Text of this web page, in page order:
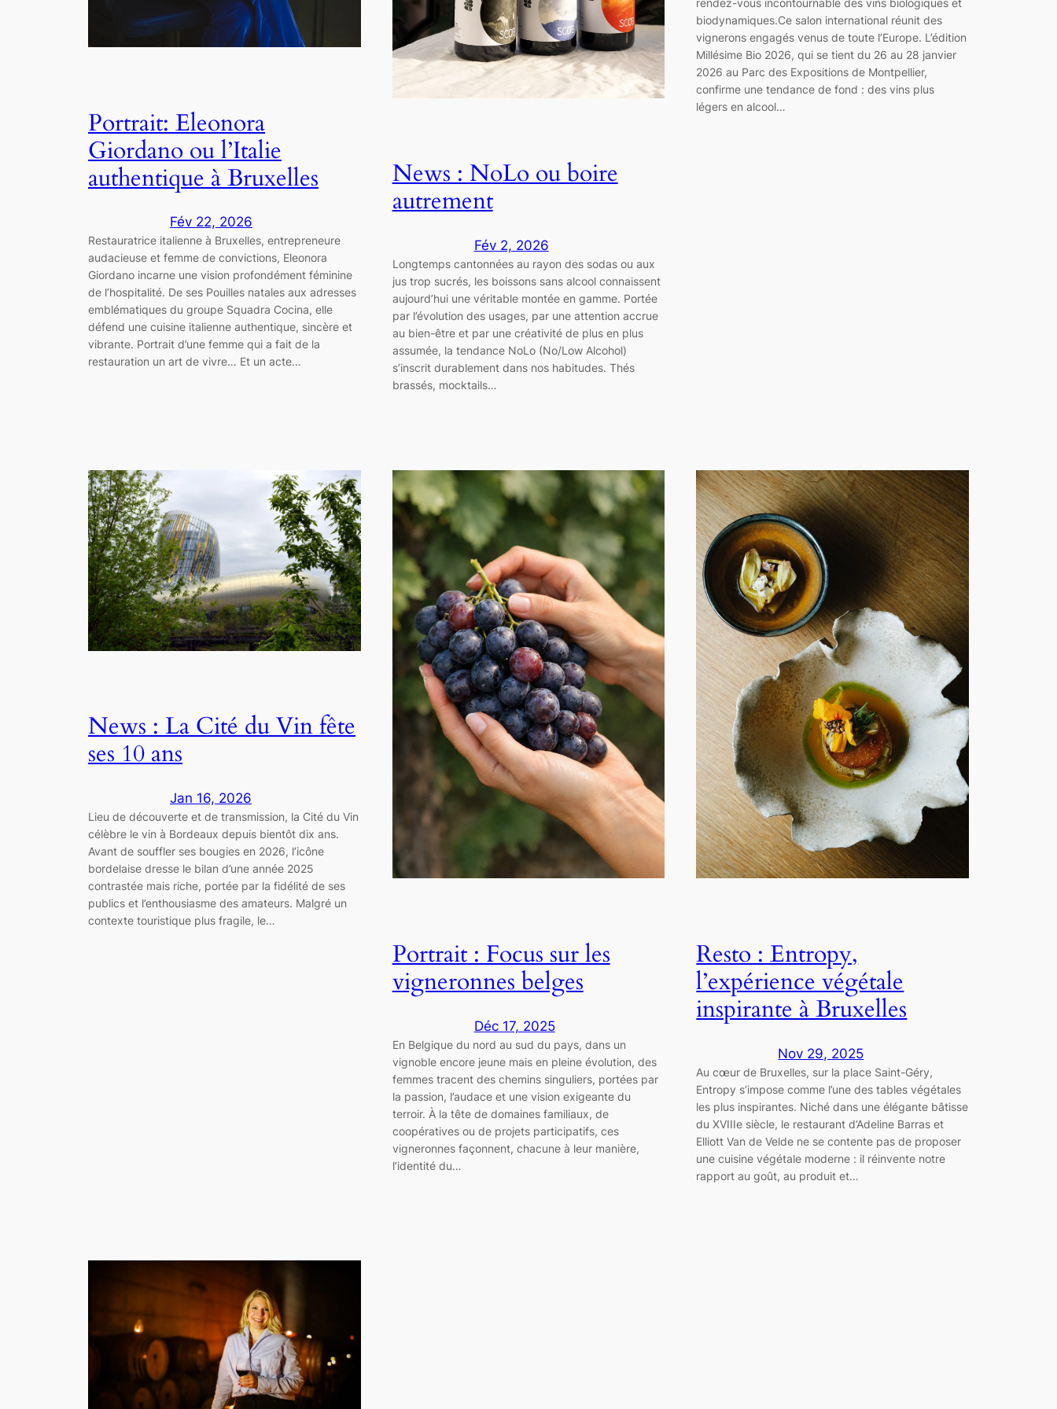
Portrait: Eleonora
Giordano ou l’Italie
authentique à Bruxelles
Fév 22, 2026
Restauratrice italienne à Bruxelles, entrepreneure
audacieuse et femme de convictions, Eleonora
Giordano incarne une vision profondément féminine
de l’hospitalité. De ses Pouilles natales aux adresses
emblématiques du groupe Squadra Cocina, elle
défend une cuisine italienne authentique, sincère et
vibrante. Portrait d’une femme qui a fait de la
restauration un art de vivre… Et un acte…
News : NoLo ou boire
autrement
Fév 2, 2026
Longtemps cantonnées au rayon des sodas ou aux
jus trop sucrés, les boissons sans alcool connaissent
aujourd’hui une véritable montée en gamme. Portée
par l’évolution des usages, par une attention accrue
au bien-être et par une créativité de plus en plus
assumée, la tendance NoLo (No/Low Alcohol)
s’inscrit durablement dans nos habitudes. Thés
brassés, mocktails…
biodynamiques.Ce salon international réunit des
vignerons engagés venus de toute l’Europe. L’édition
Millésime Bio 2026, qui se tient du 26 au 28 janvier
2026 au Parc des Expositions de Montpellier,
confirme une tendance de fond : des vins plus
légers en alcool…
News : La Cité du Vin fête
ses 10 ans
Jan 16, 2026
Lieu de découverte et de transmission, la Cité du Vin
célèbre le vin à Bordeaux depuis bientôt dix ans.
Avant de souffler ses bougies en 2026, l’icône
bordelaise dresse le bilan d’une année 2025
contrastée mais riche, portée par la fidélité de ses
publics et l’enthousiasme des amateurs. Malgré un
contexte touristique plus fragile, le…
Portrait : Focus sur les
vigneronnes belges
Déc 17, 2025
En Belgique du nord au sud du pays, dans un
vignoble encore jeune mais en pleine évolution, des
femmes tracent des chemins singuliers, portées par
la passion, l’audace et une vision exigeante du
terroir. À la tête de domaines familiaux, de
coopératives ou de projets participatifs, ces
vigneronnes façonnent, chacune à leur manière,
l’identité du…
Resto : Entropy,
l’expérience végétale
inspirante à Bruxelles
Nov 29, 2025
Au cœur de Bruxelles, sur la place Saint-Géry,
Entropy s’impose comme l’une des tables végétales
les plus inspirantes. Niché dans une élégante bâtisse
du XVIIIe siècle, le restaurant d’Adeline Barras et
Elliott Van de Velde ne se contente pas de proposer
une cuisine végétale moderne : il réinvente notre
rapport au goût, au produit et…